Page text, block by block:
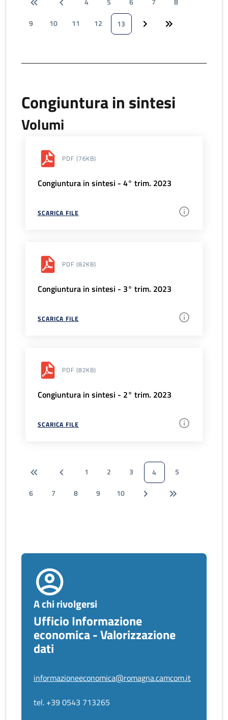
9
10 11 12 13
Congiuntura in sintesi
Volumi
PDF (76KB)
Congiuntura in sintesi - 4° trim. 2023
SCARICA FILE
PDF (82KB)
Congiuntura in sintesi - 3° trim. 2023
SCARICA FILE
PDF (82KB)
Congiuntura in sintesi - 2° trim. 2023
SCARICA FILE
1 2 3 4
5
6
7 8 9 10
A chi rivolgersi
Ufficio Informazione
economica - Valorizzazione
dati
informazioneeconomica@romagna.camcom.it
tel. +39 0543 713265